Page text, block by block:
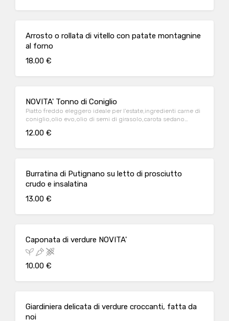
Arrosto o rollata di vitello con patate montagnine
al forno
18.00 €
NOVITA' Tonno di Coniglio
Piatto freddo eleggero ideale per l'estate,ingredienti carne di
coniglio,olio evo,olio di semi di girasolo,carota sedano
12.00 €
Burratina di Putignano su letto di prosciutto
crudo e insalatina
13.00 €
Caponata di verdure NOVITA'
10.00 €
Giardiniera delicata di verdure croccanti, fatta da
noi